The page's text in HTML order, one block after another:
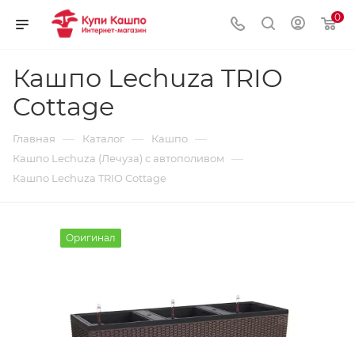
0
Кашпо Lechuza TRIO
Cottage
Главная — Каталог — Кашпо —
Кашпо Lechuza (Лечуза) с автополивом —
Кашпо Lechuza TRIO Cottage
Оригинал